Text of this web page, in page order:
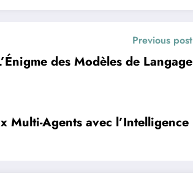
Previous post
des Modèles de Langage
Multi-Agents avec l’Intelligence